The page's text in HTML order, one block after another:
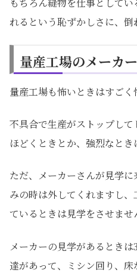
れるという恥ずかしさに、倒
量産工場のメーカ
量産工場も怖いときはすごく
不具合で生産がストップし
ほどくときとか、強烈なとき
ただ、メーカーさんが見学
みの時は外してくれますし
ているときは見学をさせませ
メーカーの見学があるとき
達があって、ミシン回り、